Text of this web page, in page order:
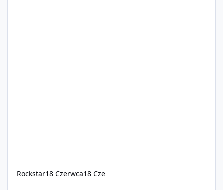
Rockstar18 Czerwca18 Cze